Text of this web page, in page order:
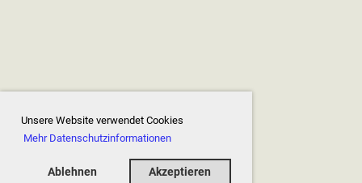
Unsere Website verwendet Cookies
Mehr Datenschutzinformationen
Ablehnen Akzeptieren